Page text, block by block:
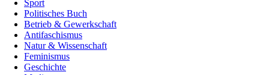
Sport
Politisches Buch
Betrieb & Gewerkschaft
Antifaschismus
Natur & Wissenschaft
Feminismus
Geschichte